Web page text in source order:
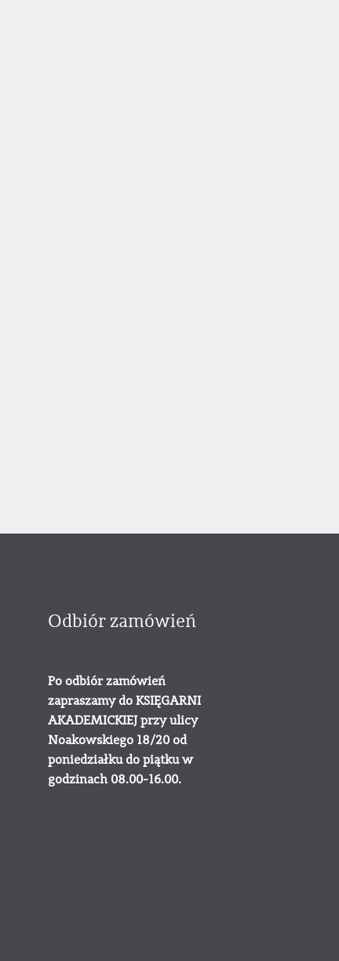
Odbiór zamówień
Po odbiór zamówień
zapraszamy do KSIĘGARNI
AKADEMICKIEJ przy ulicy
Noakowskiego 18/20 od
poniedziałku do piątku w
godzinach 08.00-16.00.